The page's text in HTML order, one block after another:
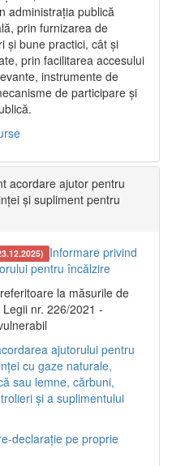
administrația publică
prin furnizarea de
și bune practici, cât și
prin facilitarea accesului
instrumente de
de participare și
acordare ajutor pentru
și supliment pentru
Informare privind
pentru încălzire
referitoare la măsurile de
nr. 226/2021 -
ajutorului pentru
cu gaze naturale,
sau lemne, cărbuni,
și a suplimentului
declarație pe proprie